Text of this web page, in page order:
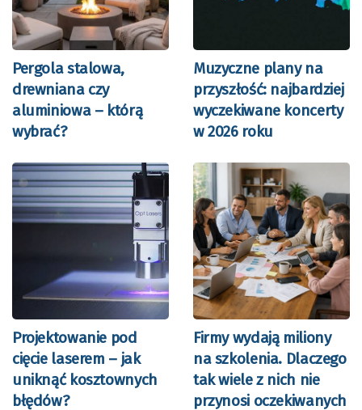
Pergola stalowa,
drewniana czy
aluminiowa – którą
wybrać?
Muzyczne plany na
przyszłość: najbardziej
wyczekiwane koncerty
w 2026 roku
Projektowanie pod
cięcie laserem – jak
uniknąć kosztownych
błędów?
Firmy wydają miliony
na szkolenia. Dlaczego
tak wiele z nich nie
przynosi oczekiwanych